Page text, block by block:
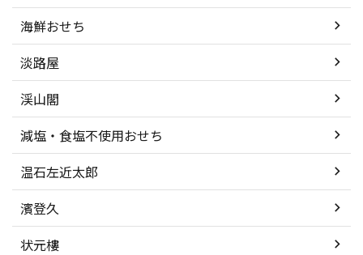
海鮮おせち
淡路屋
渓山閣
減塩・食塩不使用おせち
温石左近太郎
濱登久
状元樓